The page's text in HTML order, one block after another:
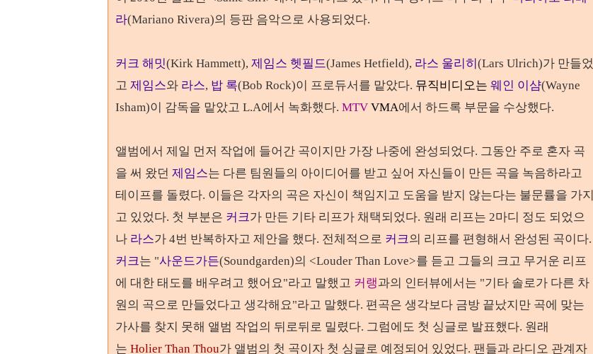
라(Mariano Rivera)의 등판 음악으로 사용되었다.
커크 해밋(Kirk Hammett), 제임스 헷필드(James Hetfield), 라스 울리히(Lars Ulrich)가 만들었
고 제임스와 라스, 밥 록(Bob Rock)이 프로듀서를 맡았다. 뮤직비디오는 웨인 이샴(Wayne
Isham)이 감독을 맡았고 L.A에서 녹화했다. MTV VMA에서 하드록 부문을 수상했다.
앨범에서 제일 먼저 작업에 들어간 곡이지만 가장 나중에 완성되었다. 그동안 주로 혼자 곡
을 써 왔던 제임스는 다른 팀원들의 아이디어를 받고 싶어 자신들이 만든 곡을 녹음하라고
테이프를 돌렸다. 이들은 각자의 곡은 자신이 책임지고 도움을 받지 않는다는 불문률을 가지
고 있었다. 첫 부분은 커크가 만든 기타 리프가 채택되었다. 원래 리프는 2마디 정도 되었으
나 라스가 4번 반복하자고 제안을 했다. 전체적으로 커크의 리프를 편형해서 완성된 곡이다.
커크는 "사운드가든(Soundgarden)의 <Louder Than Love>를 듣고 그들의 크고 무거운 리프
에 대한 태도를 배우려고 했어요"라고 말했고 커랭과의 인터뷰에서는 "기타 솔로가 다른 차
원의 곡으로 만들었다고 생각해요"라고 말했다. 편곡은 생각보다 금방 끝났지만 곡에 맞는
가사를 찾지 못해 앨범 작업의 뒤로뒤로 밀렸다. 그럼에도 첫 싱글로 발표했다. 원래
는 Holier Than Thou가 앨범의 첫 곡이자 첫 싱글로 예정되어 있었다. 팬들과 라디오 관계자